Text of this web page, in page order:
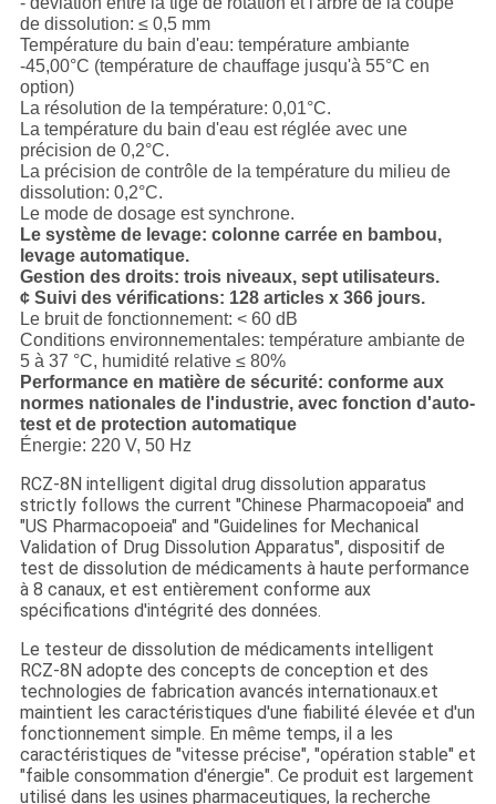
de dissolution: ≤ 0,5 mm
Température du bain d'eau: température ambiante
-45,00°C (température de chauffage jusqu'à 55°C en
option)
La résolution de la température: 0,01°C.
La température du bain d'eau est réglée avec une
précision de 0,2°C.
La précision de contrôle de la température du milieu de
dissolution: 0,2°C.
Le mode de dosage est synchrone.
Le système de levage: colonne carrée en bambou,
levage automatique.
Gestion des droits: trois niveaux, sept utilisateurs.
¢ Suivi des vérifications: 128 articles x 366 jours.
Le bruit de fonctionnement: < 60 dB
Conditions environnementales: température ambiante de
5 à 37 °C, humidité relative ≤ 80%
Performance en matière de sécurité: conforme aux
normes nationales de l'industrie, avec fonction d'auto-
test et de protection automatique
Énergie: 220 V, 50 Hz
RCZ-8N intelligent digital drug dissolution apparatus
strictly follows the current "Chinese Pharmacopoeia" and
"US Pharmacopoeia" and "Guidelines for Mechanical
Validation of Drug Dissolution Apparatus", dispositif de
test de dissolution de médicaments à haute performance
à 8 canaux, et est entièrement conforme aux
spécifications d'intégrité des données.
Le testeur de dissolution de médicaments intelligent
RCZ-8N adopte des concepts de conception et des
technologies de fabrication avancés internationaux.et
maintient les caractéristiques d'une fiabilité élevée et d'un
fonctionnement simple. En même temps, il a les
caractéristiques de "vitesse précise", "opération stable" et
"faible consommation d'énergie". Ce produit est largement
utilisé dans les usines pharmaceutiques, la recherche